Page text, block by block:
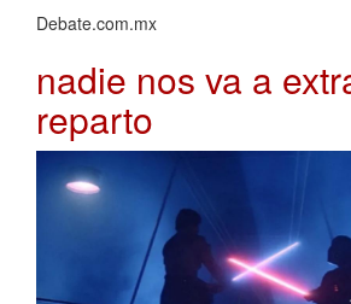
Debate.com.mx
nadie nos va a
reparto